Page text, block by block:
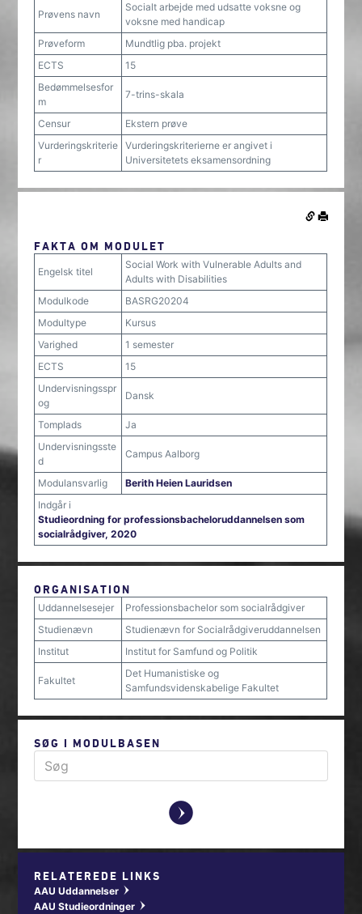
Prøvens navn
Socialt arbejde med udsatte voksne og
voksne med handicap
Prøveform
Mundtlig pba. projekt
ECTS
15
Bedømmelsesfor
m
7-trins-skala
Censur
Ekstern prøve
Vurderingskriterie
r
Vurderingskriterierne er angivet i
Universitetets eksamensordning
FAKTA OM MODULET
Engelsk titel
Social Work with Vulnerable Adults and
Adults with Disabilities
Modulkode
BASRG20204
Modultype
Kursus
Varighed
1 semester
ECTS
15
Undervisningsspr
og
Dansk
Tomplads
Ja
Undervisningsste
d
Campus Aalborg
Modulansvarlig
Berith Heien Lauridsen
Indgår i
Studieordning for professionsbacheloruddannelsen som
socialrådgiver, 2020
ORGANISATION
Uddannelsesejer
Professionsbachelor som socialrådgiver
Studienævn
Studienævn for Socialrådgiveruddannelsen
Institut
Institut for Samfund og Politik
Fakultet
Det Humanistiske og
Samfundsvidenskabelige Fakultet
SØG I MODULBASEN
y
RELATEREDE LINKS
AAU Uddannelser w
AAU Studieordninger w